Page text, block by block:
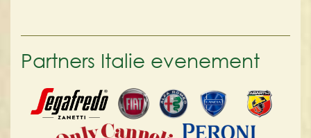
Partners Italie evenement